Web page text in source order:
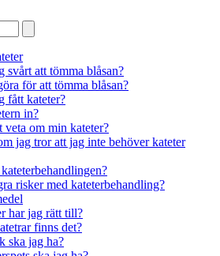
svårt att tömma blåsan?
för att tömma blåsan?
fått kateter?
in?
veta om min kateter?
jag tror att jag inte behöver kateter
risker med kateterbehandling?
har jag rätt till?
finns det?
ska jag ha?